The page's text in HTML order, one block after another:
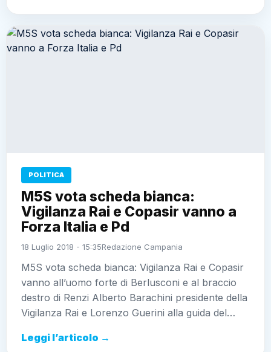
POLITICA
M5S vota scheda bianca:
Vigilanza Rai e Copasir vanno a
Forza Italia e Pd
18 Luglio 2018 - 15:35Redazione Campania
M5S vota scheda bianca: Vigilanza Rai e Copasir
vanno all’uomo forte di Berlusconi e al braccio
destro di Renzi Alberto Barachini presidente della
Vigilanza Rai e Lorenzo Guerini alla guida del…
Leggi l’articolo →